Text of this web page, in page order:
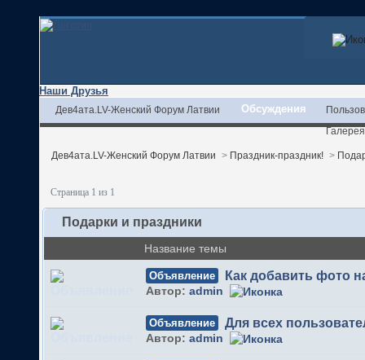
Наши Друзья
Дев4ата.LV-Женский Форум Латвии Обсуждения
Галерея
Дев4ата.LV-Женский Форум Латвии > Праздник-праздник! >
Страница 1 из 1
Подарки и праздники
Название темы
Объявление Как добавить фото
Автор: admin
Объявление Для всех
Автор: admin